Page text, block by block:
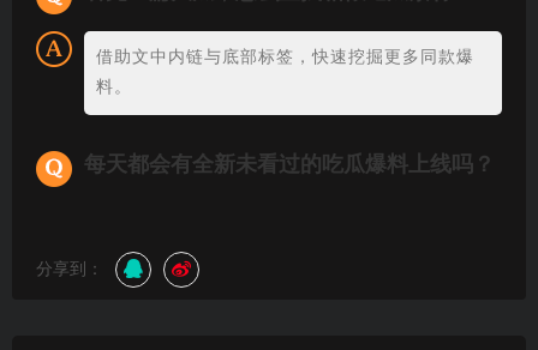
借助文中内链与底部标签，快速挖掘更多同款爆
料。
每天都会有全新未看过的吃瓜爆料上线吗？
分享到：